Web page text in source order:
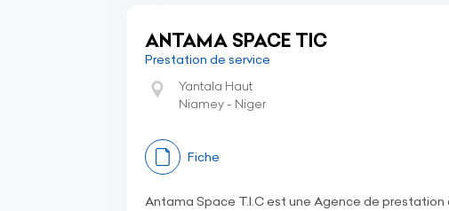
ANTAMA SPACE TIC
Prestation de service
Yantala Haut
Niamey - Niger
Fiche
Antama Space T.I.C est une Agence de